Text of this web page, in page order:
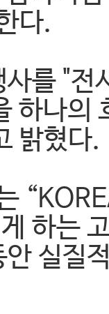
다.
를 "전
하나의
밝혔다.
하는
실질